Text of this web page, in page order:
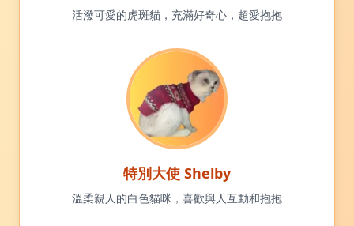
活潑可愛的虎斑貓，充滿好奇心，超愛抱抱
特別大使 Shelby
溫柔親人的白色貓咪，喜歡與人互動和抱抱